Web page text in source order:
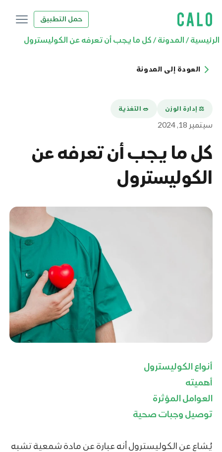
حمل التطبيق
الرئيسية/ المدونة/ كل ما يجب أن تعرفه عن الكوليسترول
العودة إلى المدونة
⚖️ إدارة الوزن 🥗 التغذية
سبتمبر 18, 2024
كل ما يجب أن تعرفه عن
الكوليسترول
أنواع الكوليسترول
أهميته
العوامل المؤثرة
توصيل وجبات صحية
يُشاع عن الكوليسترول أنه عبارة عن مادة شمعية تشبه